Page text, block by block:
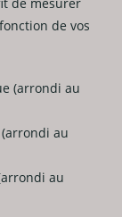
de mesurer
de vos
(arrondi au
au
au